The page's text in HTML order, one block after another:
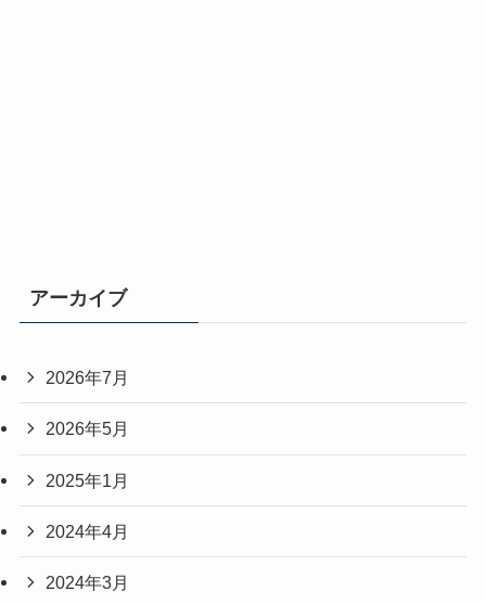
アーカイブ
2026年7月
2026年5月
2025年1月
2024年4月
2024年3月